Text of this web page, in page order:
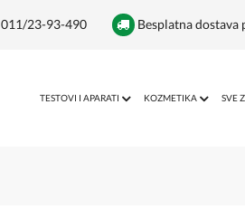
011/23-93-490 Besplatna dostava
TESTOVI I APARATI KOZMETIKA SVE